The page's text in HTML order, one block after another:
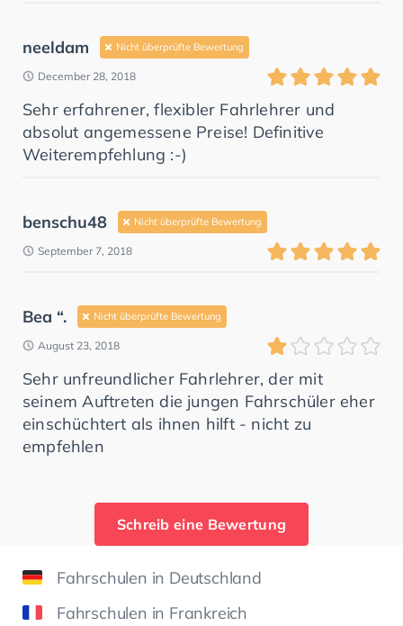
neeldam Nicht überprüfte Bewertung
December 28, 2018
Sehr erfahrener, flexibler Fahrlehrer und
absolut angemessene Preise! Definitive
Weiterempfehlung :-)
benschu48 Nicht überprüfte Bewertung
September 7, 2018
Bea “. Nicht überprüfte Bewertung
August 23, 2018
Sehr unfreundlicher Fahrlehrer, der mit
seinem Auftreten die jungen Fahrschüler eher
einschüchtert als ihnen hilft - nicht zu
empfehlen
Schreib eine Bewertung
Fahrschulen in Deutschland
Fahrschulen in Frankreich